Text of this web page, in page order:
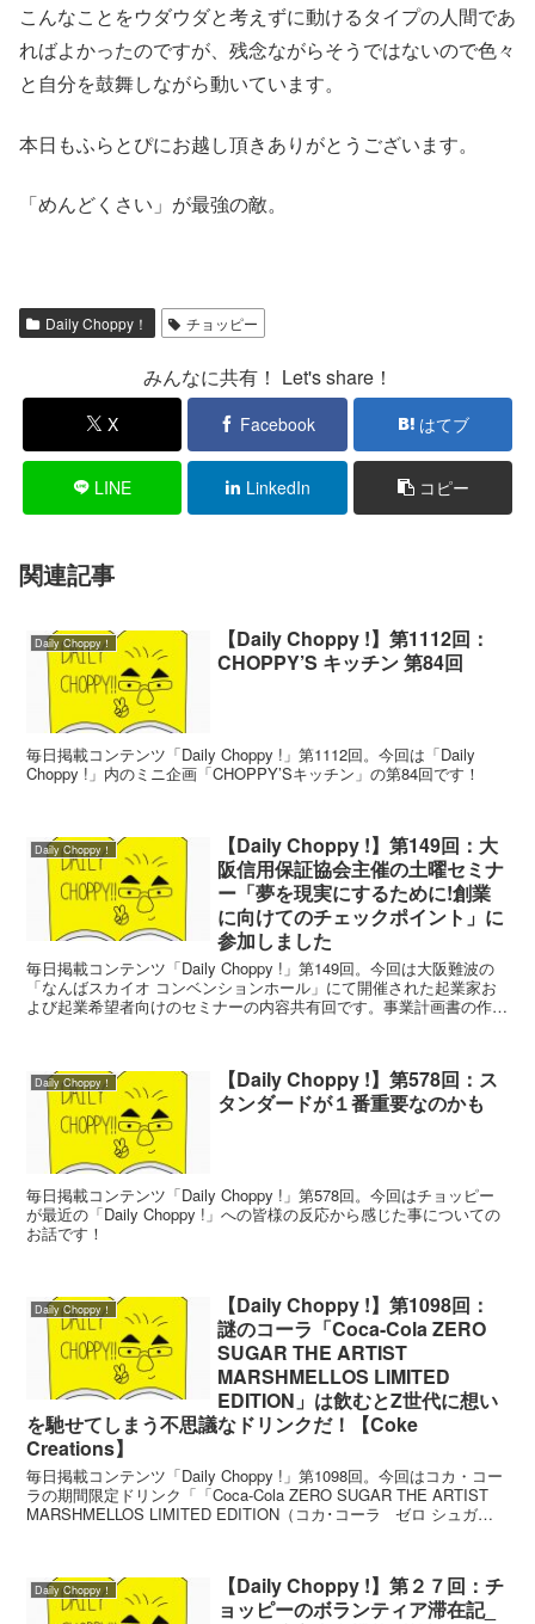
こんなことをウダウダと考えずに動けるタイプの人間であ
ればよかったのですが、残念ながらそうではないので色々
と自分を鼓舞しながら動いています。
本日もふらとぴにお越し頂きありがとうございます。
「めんどくさい」が最強の敵。
Daily Choppy！ チョッピー
みんなに共有！ Let's share！
X Facebook はてブ
LINE LinkedIn コピー
関連記事
Daily Choppy！
【Daily Choppy !】第1112回：
CHOPPY’S キッチン 第84回
毎日掲載コンテンツ「Daily Choppy !」第1112回。今回は「Daily
Choppy !」内のミニ企画「CHOPPY’Sキッチン」の第84回です！
Daily Choppy！
【Daily Choppy !】第149回：大
阪信用保証協会主催の土曜セミナ
ー「夢を現実にするために!創業
に向けてのチェックポイント」に
参加しました
毎日掲載コンテンツ「Daily Choppy !」第149回。今回は大阪難波の
「なんばスカイオ コンベンションホール」にて開催された起業家お
よび起業希望者向けのセミナーの内容共有回です。事業計画書の作成
Daily Choppy！
【Daily Choppy !】第578回：ス
タンダードが１番重要なのかも
毎日掲載コンテンツ「Daily Choppy !」第578回。今回はチョッピー
が最近の「Daily Choppy !」への皆様の反応から感じた事についての
お話です！
Daily Choppy！
【Daily Choppy !】第1098回：
謎のコーラ「Coca-Cola ZERO
SUGAR THE ARTIST
MARSHMELLOS LIMITED
EDITION」は飲むとZ世代に想い
を馳せてしまう不思議なドリンクだ！【Coke
Creations】
毎日掲載コンテンツ「Daily Choppy !」第1098回。今回はコカ・コー
ラの期間限定ドリンク「「Coca-Cola ZERO SUGAR THE ARTIST
MARSHMELLOS LIMITED EDITION（コカ･コーラ ゼロ シュガー
Daily Choppy！
【Daily Choppy !】第２７回：チ
ョッピーのボランティア滞在記_